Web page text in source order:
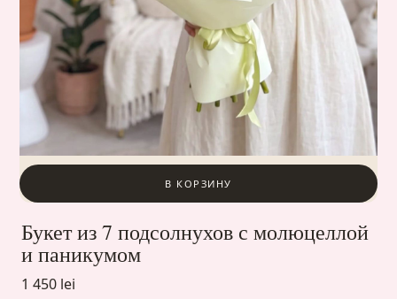
В КОРЗИНУ
Букет из 7 подсолнухов с молюцеллой
и паникумом
1 450 lei